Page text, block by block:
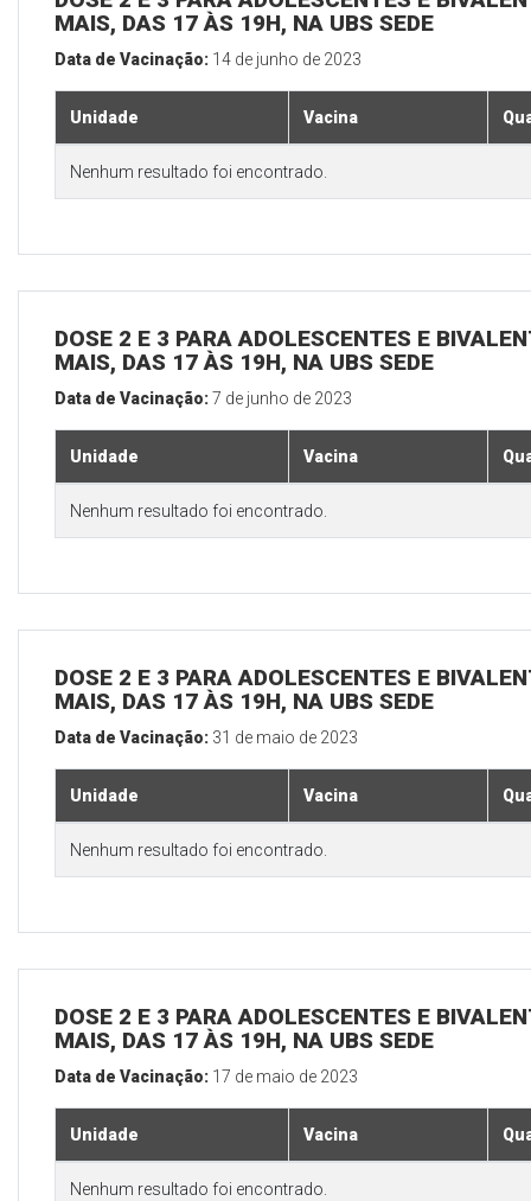
MAIS, DAS 17 ÀS 19H, NA UBS SEDE
Data de Vacinação: 14 de junho de 2023
Unidade Vacina
Nenhum resultado foi encontrado.
DOSE 2 E 3 PARA ADOLESCENTES E
MAIS, DAS 17 ÀS 19H, NA UBS SEDE
Data de Vacinação:7 de junho de 2023
Unidade Vacina
Nenhum resultado foi encontrado.
DOSE 2 E 3 PARA ADOLESCENTES E
MAIS, DAS 17 ÀS 19H, NA UBS SEDE
Data de Vacinação: 31 de maio de 2023
Unidade Vacina
Nenhum resultado foi encontrado.
DOSE 2 E 3 PARA ADOLESCENTES E
MAIS, DAS 17 ÀS 19H, NA UBS SEDE
Data de Vacinação: 17 de maio de 2023
Unidade Vacina
Nenhum resultado foi encontrado.